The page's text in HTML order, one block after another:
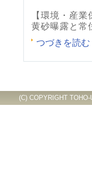
【環境・産業
黄砂曝露と常
つづきを読む
(C) COPYRIGHT